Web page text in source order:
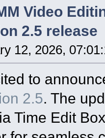
Video
2.5 release
12, 2026,
to
2.5. The
Time Edit